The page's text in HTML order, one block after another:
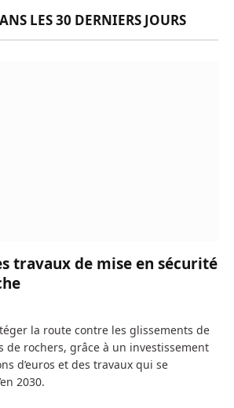
LES 30 DERNIERS JOURS
travaux de mise en sécurité
la route contre les glissements de
de rochers, grâce à un investissement
d’euros et des travaux qui se
2030.